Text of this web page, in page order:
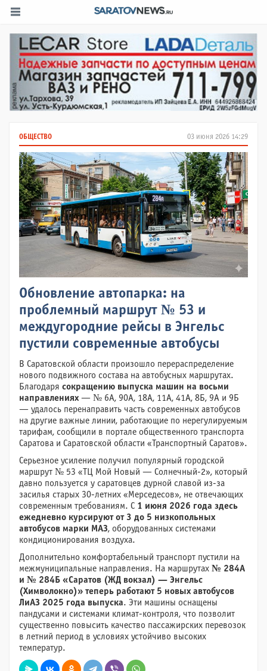
03 июня 2026 14:29
ОБЩЕСТВО
Обновление автопарка: на
проблемный маршрут № 53 и
междугородние рейсы в Энгельс
пустили современные автобусы
В Саратовской области произошло перераспределение
нового подвижного состава на автобусных маршрутах.
Благодаря сокращению выпуска машин на восьми
направлениях — № 6А, 90А, 18А, 11А, 41А, 8Б, 9А и 9Б
— удалось перенаправить часть современных автобусов
на другие важные линии, работающие по нерегулируемым
тарифам, сообщили в портале общественного транспорта
Саратова и Саратовской области «Транспортный Саратов».
Серьезное усиление получил популярный городской
маршрут № 53 «ТЦ Мой Новый — Солнечный-2», который
давно пользуется у саратовцев дурной славой из-за
засилья старых 30-летних «Мерседесов», не отвечающих
современным требованиям. С 1 июня 2026 года здесь
ежедневно курсируют от 3 до 5 низкопольных
автобусов марки МАЗ, оборудованных системами
кондиционирования воздуха.
Дополнительно комфортабельный транспорт пустили на
межмуниципальные направления. На маршрутах № 284А
и № 284Б «Саратов (ЖД вокзал) — Энгельс
(Химволокно)» теперь работают 5 новых автобусов
ЛиАЗ 2025 года выпуска. Эти машины оснащены
пандусами и системами климат-контроля, что позволит
существенно повысить качество пассажирских перевозок
в летний период в условиях устойчиво высоких
температур.